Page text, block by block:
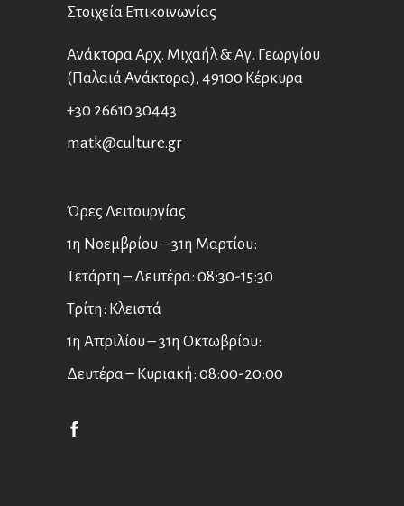
Στοιχεία Επικοινωνίας
Ανάκτορα Αρχ. Μιχαήλ & Αγ. Γεωργίου
(Παλαιά Ανάκτορα), 49100 Κέρκυρα
+30 26610 30443
matk@culture.gr
Ώρες Λειτουργίας
1η Νοεμβρίου – 31η Μαρτίου:
Τετάρτη – Δευτέρα: 08:30-15:30
Τρίτη: Κλειστά
1η Απριλίου – 31η Οκτωβρίου:
Δευτέρα – Κυριακή: 08:00-20:00